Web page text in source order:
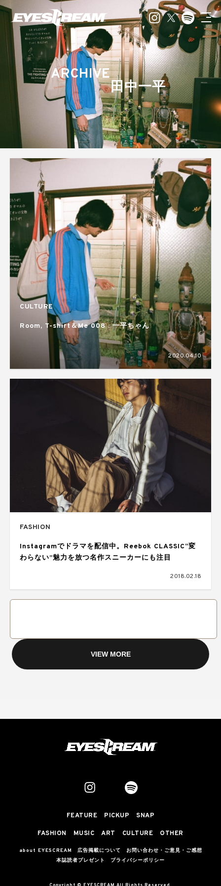
ARCHIVE
田中一平
CULTURE
Room, T-shirt＆Me 008 : 一平ちゃん
2020.04.10
FASHION
Instagramでドラマを配信中。Reebok CLASSIC“変
わらない”魅力を放つ名作スニーカーにも注目
2018.02.18
VIEW MORE
FEATURE PICKUP SNAP
FASHION MUSIC ART CULTURE OTHER
about EYESCREAM 広告掲載について
お問い合わせ・ご意見・ご感想
本誌読者プレゼント
プライバシーポリシー